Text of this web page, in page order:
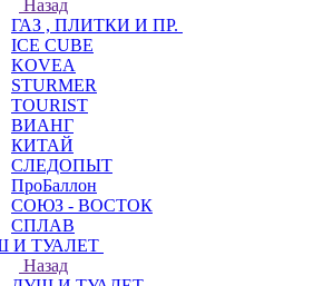
Назад
ГАЗ , ПЛИТКИ И ПР.
ICE CUBE
KOVEA
STURMER
TOURIST
ВИАНГ
КИТАЙ
СЛЕДОПЫТ
ПроБаллон
СОЮЗ - ВОСТОК
СПЛАВ
И ТУАЛЕТ
Назад